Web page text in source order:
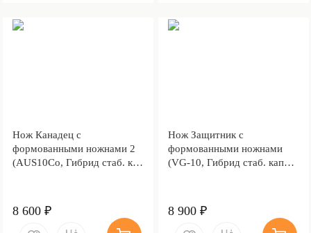
Нож Канадец с
формованными ножнами 2
(AUS10Co, Гибрид стаб. кап
8 600 ₽
Нож Защитник с
формованными ножнами
(VG-10, Гибрид стаб. кап
8 900 ₽